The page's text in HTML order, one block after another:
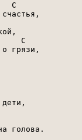
C
C
о грязи,
голова.